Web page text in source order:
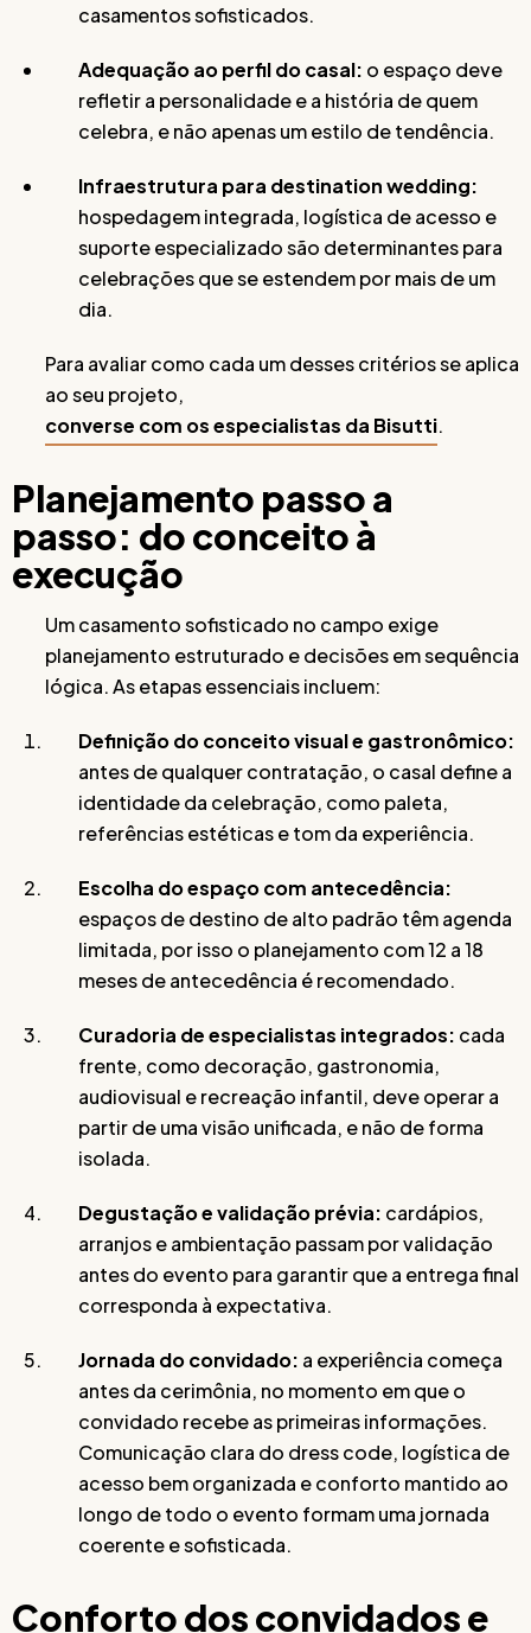
casamentos sofisticados.
Adequação ao perfil do casal: o espaço deve
refletir a personalidade e a história de quem
celebra, e não apenas um estilo de tendência.
Infraestrutura para destination wedding:
hospedagem integrada, logística de acesso e
suporte especializado são determinantes para
celebrações que se estendem por mais de um
dia.
Para avaliar como cada um desses critérios se aplica
ao seu projeto,
converse com os especialistas da Bisutti.
Planejamento passo a
passo: do conceito à
execução
Um casamento sofisticado no campo exige
planejamento estruturado e decisões em sequência
lógica. As etapas essenciais incluem:
Definição do conceito visual e gastronômico:
antes de qualquer contratação, o casal define a
identidade da celebração, como paleta,
referências estéticas e tom da experiência.
Escolha do espaço com antecedência:
espaços de destino de alto padrão têm agenda
limitada, por isso o planejamento com 12 a 18
meses de antecedência é recomendado.
Curadoria de especialistas integrados: cada
frente, como decoração, gastronomia,
audiovisual e recreação infantil, deve operar a
partir de uma visão unificada, e não de forma
isolada.
Degustação e validação prévia: cardápios,
arranjos e ambientação passam por validação
antes do evento para garantir que a entrega final
corresponda à expectativa.
Jornada do convidado: a experiência começa
antes da cerimônia, no momento em que o
convidado recebe as primeiras informações.
Comunicação clara do dress code, logística de
acesso bem organizada e conforto mantido ao
longo de todo o evento formam uma jornada
coerente e sofisticada.
Conforto dos convidados e